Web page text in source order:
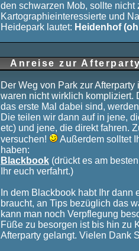
den schwarzen Mob, sollte
Kartographieinteressierte und
Heidepark lautet: Heidenhof
Anreise zur
Der Weg von Park zur
waren nicht wirklich kompliziert.
das erste Mal dabei sind,
Die teilen wir dann auf in jene,
etc) und jene, die direkt fahren.
versuchen!
Außerdem solltet
haben:
Blackbook (drückt es am
Ihr euch verfahrt.)
In dem Blackbook habt Ihr
braucht, an Tips bezüglich das
kann man noch Verpflegung
Füße zu besorgen ist bis hin zu
Afterparty gelangt. Vielen Dank